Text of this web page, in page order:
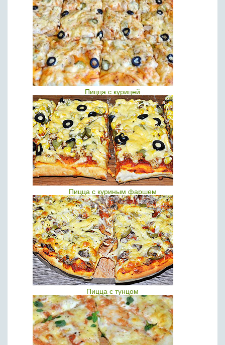
Пицца с курицей
Пицца с куриным фаршем
Пицца с тунцом